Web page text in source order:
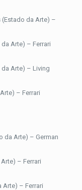
(Estado da Arte) –
Arte) – Ferrari
Arte) – Living
– Ferrari
da Arte) – German
– Ferrari
Arte) – Ferrari